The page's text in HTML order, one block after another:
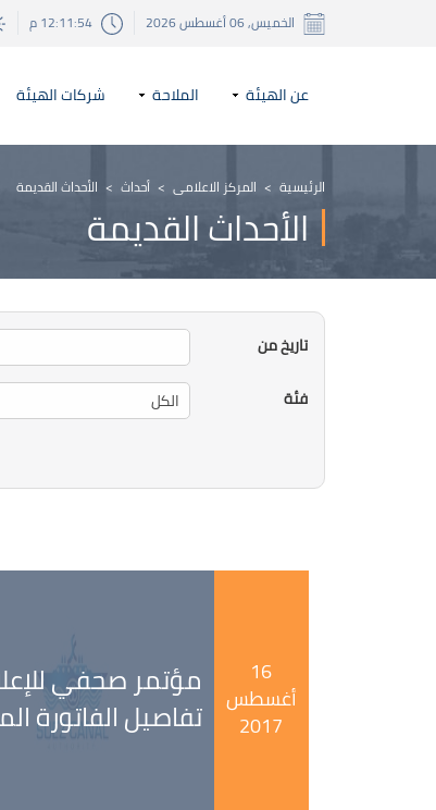
الخميس, 06 أغسطس 2026 12:11:54 م
عن الهيئة الملاحة شركات الهيئة
الرئيسية > المركز الاعلامي > أحداث > الأحداث القديمة
الأحداث القديمة
تاريخ من
فئة
16
أغسطس
2017
مؤتمر صحفي
تفاصيل الفاتورة